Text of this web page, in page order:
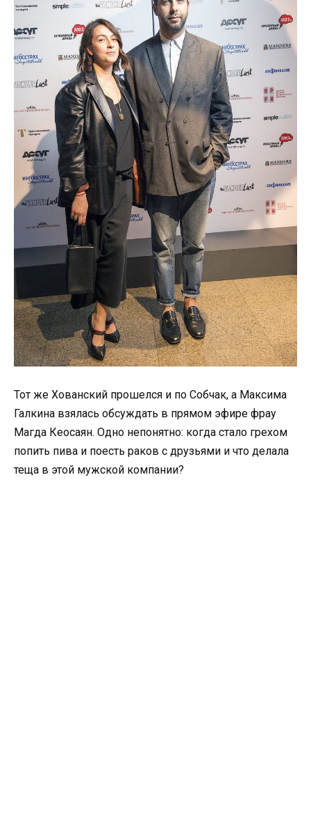
Тот же Хованский прошелся и по Собчак, а Максима
Галкина взялась обсуждать в прямом эфире фрау
Магда Кеосаян. Одно непонятно: когда стало грехом
попить пива и поесть раков с друзьями и что делала
теща в этой мужской компании?